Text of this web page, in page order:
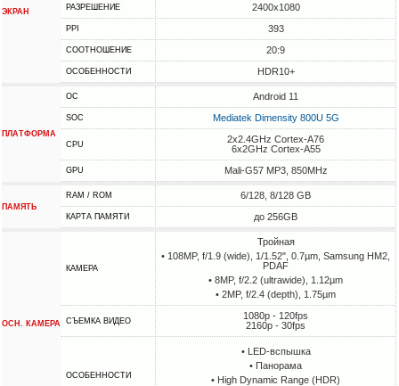
ЭКРАН РАЗРЕШЕНИЕ 2400x1080
PPI 393
СООТНОШЕНИЕ 20:9
ОСОБЕННОСТИ HDR10+
ПЛАТФОРМА
ОС Android 11
SOC Mediatek Dimensity 800U 5G
CPU
2x2.4GHz Cortex-A76
6x2GHz Cortex-A55
GPU Mali-G57 MP3, 850MHz
ПАМЯТЬ
RAM / ROM 6/128, 8/128 GB
КАРТА ПАМЯТИ до 256GB
ОСН. КАМЕРА
КАМЕРА
Тройная
• 108MP, f/1.9 (wide), 1/1.52", 0.7µm, Samsung HM2,
PDAF
• 8MP, f/2.2 (ultrawide), 1.12µm
• 2MP, f/2.4 (depth), 1.75µm
СЪЕМКА ВИДЕО
1080p - 120fps
2160p - 30fps
ОСОБЕННОСТИ
• LED-вспышка
• Панорама
• High Dynamic Range (HDR)